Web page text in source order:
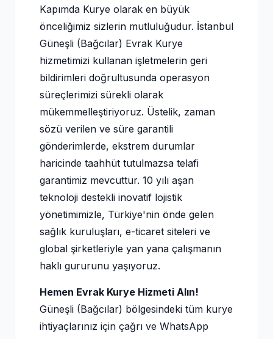
Kapımda Kurye olarak en büyük
önceliğimiz sizlerin mutluluğudur. İstanbul
Güneşli (Bağcılar) Evrak Kurye
hizmetimizi kullanan işletmelerin geri
bildirimleri doğrultusunda operasyon
süreçlerimizi sürekli olarak
mükemmelleştiriyoruz. Üstelik, zaman
sözü verilen ve süre garantili
gönderimlerde, ekstrem durumlar
haricinde taahhüt tutulmazsa telafi
garantimiz mevcuttur. 10 yılı aşan
teknoloji destekli inovatif lojistik
yönetimimizle, Türkiye'nin önde gelen
sağlık kuruluşları, e-ticaret siteleri ve
global şirketleriyle yan yana çalışmanın
haklı gururunu yaşıyoruz.
Hemen Evrak Kurye Hizmeti Alın!
Güneşli (Bağcılar) bölgesindeki tüm kurye
ihtiyaçlarınız için çağrı ve WhatsApp